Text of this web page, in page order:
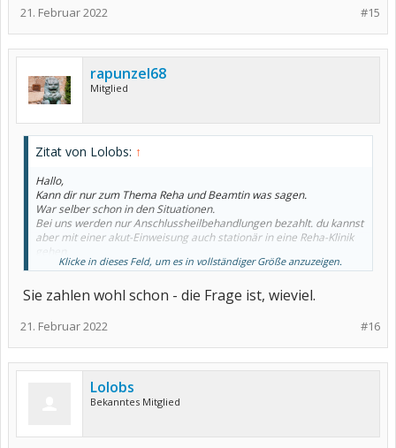
#15
21. Februar 2022
rapunzel68
Mitglied
Zitat von Lolobs: ↑
Hallo,
Kann dir nur zum Thema Reha und Beamtin was sagen.
War selber schon in den Situationen.
Bei uns werden nur Anschlussheilbehandlungen bezahlt. du kannst
aber mit einer akut-Einweisung auch stationär in eine Reha-Klinik
gehen.
so war es bei mir auf jeden Fall!
Klicke in dieses Feld, um es in vollständiger Größe anzuzeigen.
Sie zahlen wohl schon - die Frage ist, wieviel.
#16
21. Februar 2022
Lolobs
Bekanntes Mitglied